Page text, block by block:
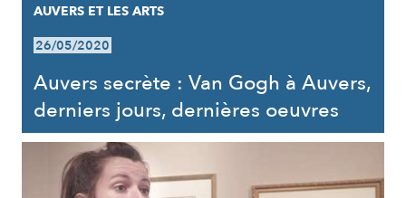
AUVERS ET LES ARTS
26/05/2020
Auvers secrète : Van Gogh à Auvers,
derniers jours, dernières oeuvres